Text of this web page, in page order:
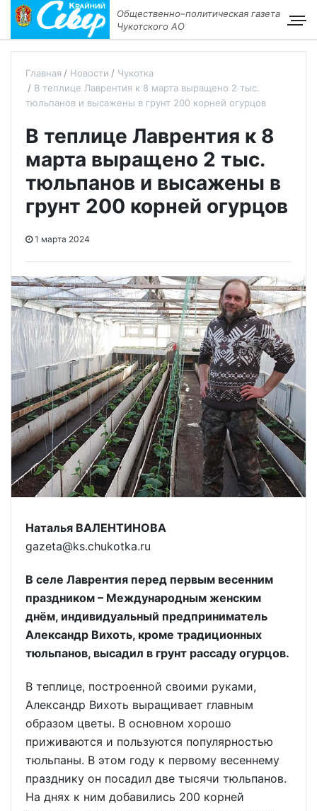
Общественно–политическая газета
Чукотского АО
Главная Новости
Чукотка
В теплице Лаврентия к 8 марта выращено 2 тыс.
тюльпанов и высажены в грунт 200 корней огурцов
В теплице Лаврентия к 8
марта выращено 2 тыс.
тюльпанов и высажены в
грунт 200 корней огурцов
1 марта 2024
Наталья ВАЛЕНТИНОВА
gazeta@ks.chukotka.ru
В селе Лаврентия перед первым весенним
праздником – Международным женским
днём, индивидуальный предприниматель
Александр Вихоть, кроме традиционных
тюльпанов, высадил в грунт рассаду огурцов.
В теплице, построенной своими руками,
Александр Вихоть выращивает главным
образом цветы. В основном хорошо
приживаются и пользуются популярностью
тюльпаны. В этом году к первому весеннему
празднику он посадил две тысячи тюльпанов.
На днях к ним добавились 200 корней